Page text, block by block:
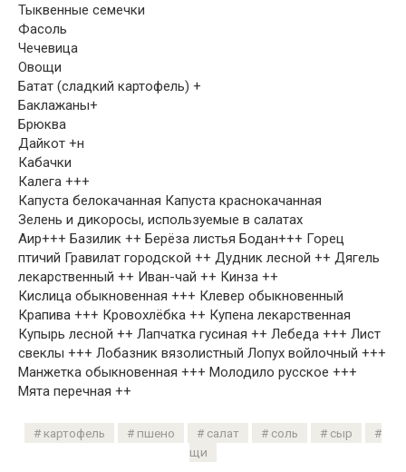
Тыквенные семечки
Фасоль
Чечевица
Овощи
Батат (сладкий картофель) +
Баклажаны+
Брюква
Дайкот +н
Кабачки
Калега +++
Капуста белокачанная Капуста краснокачанная
Зелень и дикоросы, используемые в салатах
Аир+++ Базилик ++ Берёза листья Бодан+++ Горец
птичий Гравилат городской ++ Дудник лесной ++ Дягель
лекарственный ++ Иван-чай ++ Кинза ++
Кислица обыкновенная +++ Клевер обыкновенный
Крапива +++ Кровохлёбка ++ Купена лекарственная
Купырь лесной ++ Лапчатка гусиная ++ Лебеда +++ Лист
свеклы +++ Лобазник вязолистный Лопух войлочный +++
Манжетка обыкновенная +++ Молодило русское +++
Мята перечная ++
картофель пшено салат соль
сыр
щи